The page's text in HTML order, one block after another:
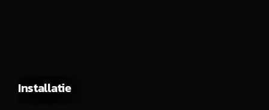
Installatie